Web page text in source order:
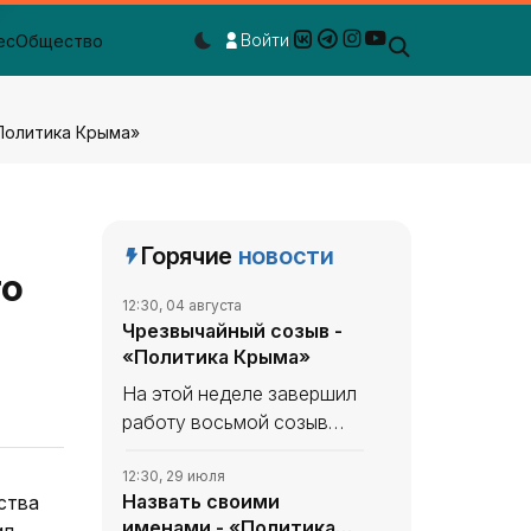
Общество
Dark mode toggle
Войти
Крыма»
Горячие новости
12:30, 04 августа
Чрезвычайный созыв -
«Политика Крыма»
На этой неделе завершил
работу восьмой созыв
июля состоялось
заключительное
12:30, 29 июля
Назвать своими